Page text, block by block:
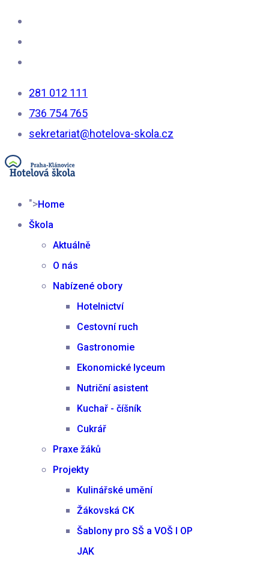
281 012 111
736 754 765
sekretariat@hotelova-skola.cz
">Home
Škola
Aktuálně
O nás
Nabízené obory
Hotelnictví
Cestovní ruch
Gastronomie
Ekonomické lyceum
Nutriční asistent
Kuchař - číšník
Cukrář
Praxe žáků
Projekty
Kulinářské umění
Žákovská CK
Šablony pro SŠ a VOŠ I OP
JAK